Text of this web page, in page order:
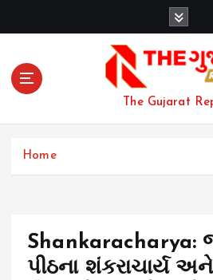
The Gujarat
Home
Shankaracharya:
પીઠના શંકરાચાર્ય